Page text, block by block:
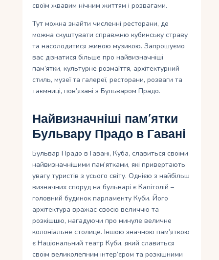
своїм жвавим нічним життям і розвагами.
Тут можна знайти численні ресторани, де
можна скуштувати справжню кубинську страву
та насолодитися живою музикою. Запрошуємо
вас дізнатися більше про найвизначніші
пам’ятки, культурне розмаїття, архітектурний
стиль, музеї та галереї, ресторани, розваги та
таємниці, пов’язані з Бульваром Прадо.
Найвизначніші пам’ятки
Бульвару Прадо в Гавані
Бульвар Прадо в Гавані, Куба, славиться своїми
найвизначнішими пам’ятками, які привертають
увагу туристів з усього світу. Однією з найбільш
визначних споруд на бульварі є Капітолій –
головний будинок парламенту Куби. Його
архітектура вражає своєю величчю та
розкішшю, нагадуючи про минуле величне
колоніальне столице. Іншою значною пам’яткою
є Національний театр Куби, який славиться
своїм великолепним інтер’єром та розкішними